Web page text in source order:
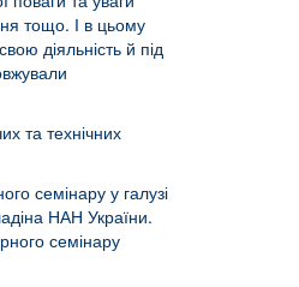
тощо. І в цьому
діяльність й під
та технічних
семінару у галузі
НАН України.
семінару